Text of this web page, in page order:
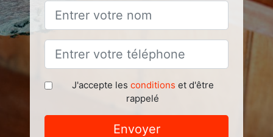
J'accepte les conditions et d'être
rappelé
Envoyer